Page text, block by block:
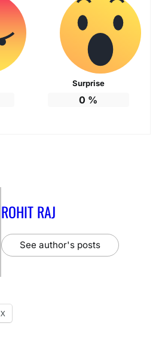
Surprise
0 %
ROHIT RAJ
See author's posts
X